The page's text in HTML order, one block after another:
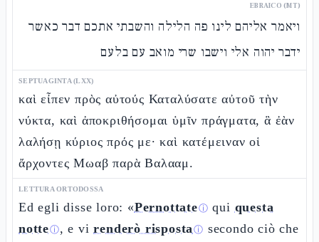
EBRAICO (MT)
ויאמר אליהם לינו פה הלילה והשבתי אתכם דבר כאשר
ידבר יהוה אלי וישבו שרי מואב עם בלעם
SEPTUAGINTA (LXX)
καὶ εἶπεν πρὸς αὐτούς Καταλύσατε αὐτοῦ τὴν
νύκτα, καὶ ἀποκριθήσομαι ὑμῖν πράγματα, ἃ ἐὰν
λαλήσῃ κύριος πρός με· καὶ κατέμειναν οἱ
ἄρχοντες Μωαβ παρὰ Βαλααμ.
LETTURA ORTODOSSA
Ed egli disse loro: «Pernottateⓘ qui questa
notteⓘ, e virenderò rispostaⓘ secondo ciò che